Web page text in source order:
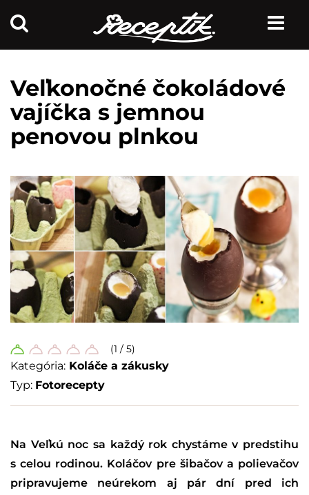
Veľkonočné čokoládové
vajíčka s jemnou
penovou plnkou
(1 / 5)
Kategória: Koláče a zákusky
Typ: Fotorecepty
Na Veľkú noc sa každý rok chystáme v predstihu
s celou rodinou. Koláčov pre šibačov a polievačov
pripravujeme neúrekom aj pár dní pred ich